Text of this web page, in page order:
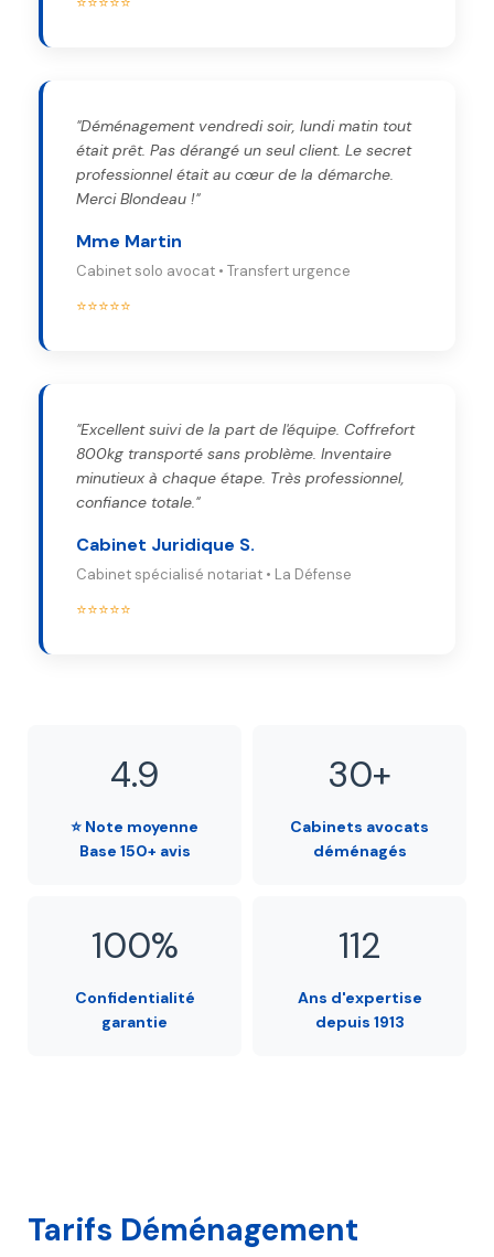
"Déménagement vendredi soir, lundi matin tout
était prêt. Pas dérangé un seul client. Le secret
professionnel était au cœur de la démarche.
Merci Blondeau !"
Mme Martin
Cabinet solo avocat • Transfert urgence
⭐⭐⭐⭐⭐
"Excellent suivi de la part de l'équipe. Coffrefort
800kg transporté sans problème. Inventaire
minutieux à chaque étape. Très professionnel,
confiance totale."
Cabinet Juridique S.
Cabinet spécialisé notariat • La Défense
⭐⭐⭐⭐⭐
4.9
⭐ Note moyenne
Base 150+ avis
30+
Cabinets avocats
déménagés
100%
Confidentialité
garantie
112
Ans d'expertise
depuis 1913
Tarifs Déménagement